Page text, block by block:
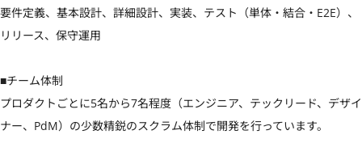
要件定義、基本設計、詳細設計、実装、テスト（単体・結合・E2E）、
リリース、保守運用
■チーム体制
プロダクトごとに5名から7名程度（エンジニア、テックリード、デザイ
ナー、PdM）の少数精鋭のスクラム体制で開発を行っています。